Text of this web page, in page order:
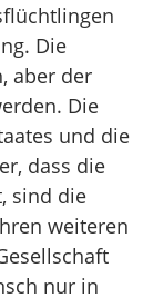
Die
aber der
Die
und die
dass die
sind die
weiteren
nur in